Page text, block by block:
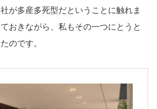
が多産多死型だということに触れま
おきながら、私もその一つにとうと
のです。